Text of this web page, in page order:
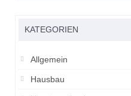
KATEGORIEN
Allgemein
Hausbau